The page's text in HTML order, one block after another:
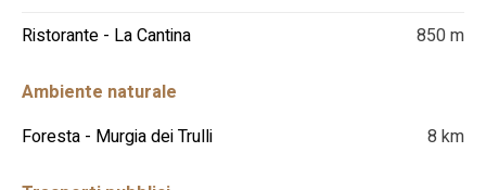
Ristorante - La Cantina
850 m
Ambiente naturale
Foresta - Murgia dei Trulli
8 km